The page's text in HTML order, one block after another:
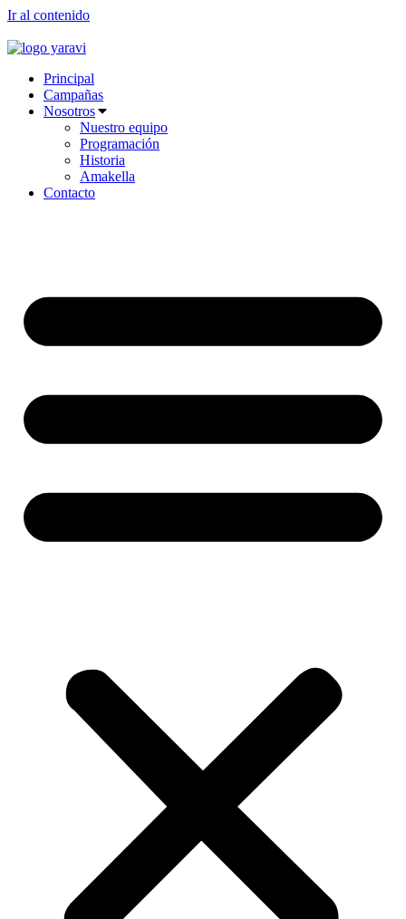
Ir al contenido
Principal
Campañas
Nosotros
Nuestro equipo
Programación
Historia
Amakella
Contacto